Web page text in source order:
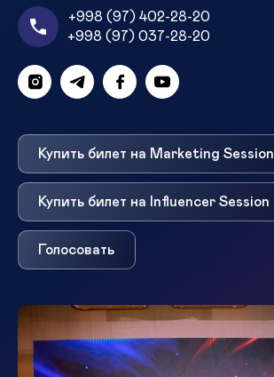
+998 (97) 402-28-20
+998 (97) 037-28-20
Купить билет на Marketing Session
Купить билет на Influencer Session
Голосовать